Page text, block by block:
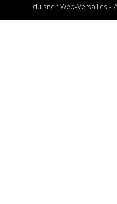
du site :Web-Versailles -